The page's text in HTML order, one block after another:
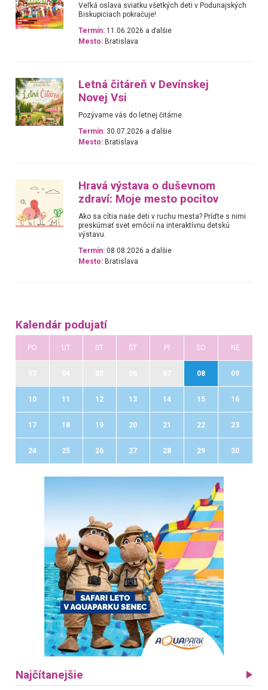
Veľká oslava sviatku všetkých deti v Podunajských
Biskupiciach pokračuje!
Termín: 11.06.2026 a ďalšie
Mesto: Bratislava
Letná čitáreň v Devínskej
Novej Vsi
Pozývame vás do letnej čitárne.
Termín: 30.07.2026 a ďalšie
Mesto: Bratislava
Hravá výstava o duševnom
zdraví: Moje mesto pocitov
Ako sa cítia naše deti v ruchu mesta? Príďte s nimi
preskúmať svet emócií na interaktívnu detskú
výstavu.
Termín: 08.08.2026 a ďalšie
Mesto: Bratislava
Kalendár podujatí
PO UT ST ŠT PI SO NE
08 09
10 11 12 13 14 15 16
17 18 19 20 21 22 23
24 25 26 27 28 29 30
Najčítanejšie